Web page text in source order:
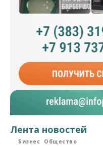
Лента новостей
Бизнес Общество